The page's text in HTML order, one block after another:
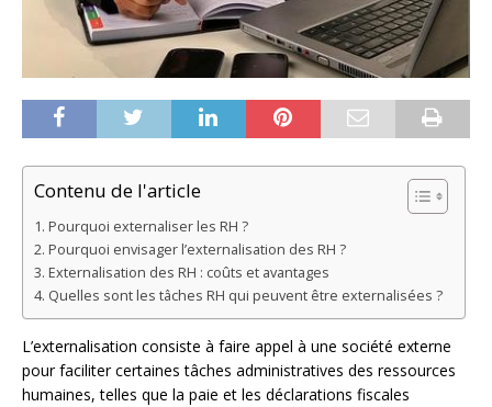
Contenu de l'article
Pourquoi externaliser les RH ?
Pourquoi envisager l’externalisation des RH ?
Externalisation des RH : coûts et avantages
Quelles sont les tâches RH qui peuvent être externalisées ?
L’externalisation consiste à faire appel à une société externe
pour faciliter certaines tâches administratives des ressources
humaines, telles que la paie et les déclarations fiscales